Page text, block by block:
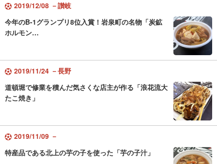
2019/12/08 －讃岐
今年のB-1グランプリ8位入賞！岩泉町の名物「炭鉱
ホルモン…
2019/11/24 －長野
道頓堀で修業を積んだ気さくな店主が作る「浪花流大
たこ焼き」
2019/11/09 －
特産品である北上の芋の子を使った「芋の子汁」